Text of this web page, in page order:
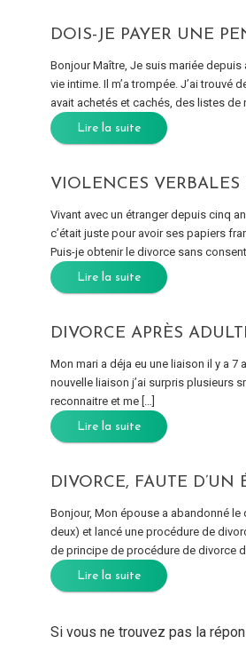
DOIS-JE PAYER UNE
Bonjour Maître, Je suis mariée
vie intime. Il m’a trompée. J’ai
avait achetés et cachés, des listes de
Lire la suite
VIOLENCES VERBALES
Vivant avec un étranger depuis cinq
c’était juste pour avoir ses papiers
Puis-je obtenir le divorce sans
Lire la suite
DIVORCE APRÈS
Mon mari a déja eu une liaison il y a 7
nouvelle liaison j’ai surpris plusieurs
reconnaitre et me […]
Lire la suite
DIVORCE, FAUTE D’UN
Bonjour, Mon épouse a abandonné
deux) et lancé une procédure de
de principe de procédure de divorce
Lire la suite
Si vous ne trouvez pas la